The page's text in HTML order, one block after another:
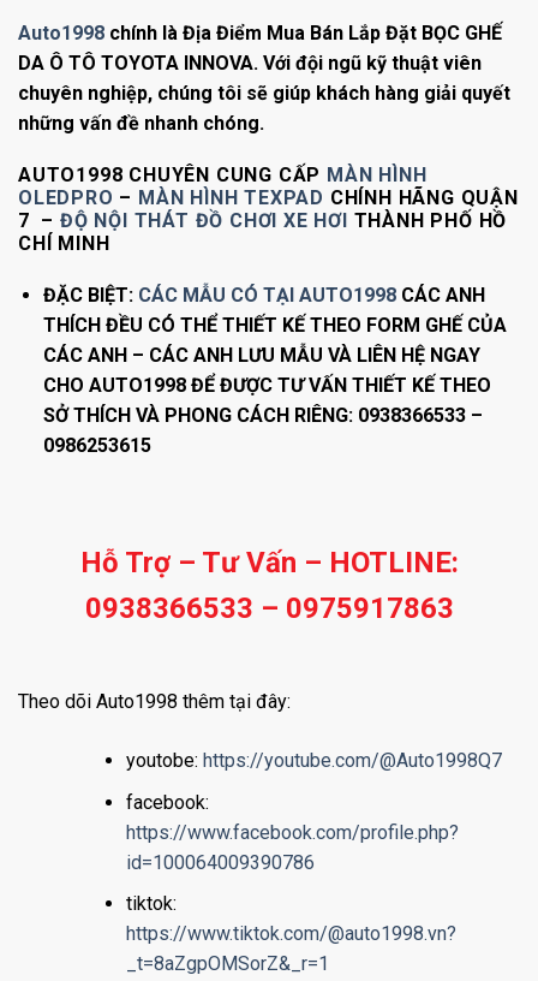
Auto1998 chính là Địa Điểm Mua Bán Lắp Đặt BỌC GHẾ
DA Ô TÔ TOYOTA INNOVA. Với đội ngũ kỹ thuật viên
chuyên nghiệp, chúng tôi sẽ giúp khách hàng giải quyết
những vấn đề nhanh chóng.
AUTO1998 CHUYÊN CUNG CẤP MÀN HÌNH
OLEDPRO – MÀN HÌNH TEXPAD CHÍNH HÃNG QUẬN
7 – ĐỘ NỘI THÁT ĐỒ CHƠI XE HƠI THÀNH PHỐ HỒ
CHÍ MINH
ĐẶC BIỆT: CÁC MẪU CÓ TẠI AUTO1998CÁC ANH
THÍCH ĐỀU CÓ THỂ THIẾT KẾ THEO FORM GHẾ CỦA
CÁC ANH – CÁC ANH LƯU MẪU VÀ LIÊN HỆ NGAY
CHO AUTO1998 ĐỂ ĐƯỢC TƯ VẤN THIẾT KẾ THEO
SỞ THÍCH VÀ PHONG CÁCH RIÊNG: 0938366533 –
0986253615
Hỗ Trợ – Tư Vấn – HOTLINE:
0938366533 – 0975917863
Theo dõi Auto1998 thêm tại đây:
youtobe: https://youtube.com/@Auto1998Q7
facebook:
https://www.facebook.com/profile.php?
id=100064009390786
tiktok:
https://www.tiktok.com/@auto1998.vn?
_t=8aZgpOMSorZ&_r=1